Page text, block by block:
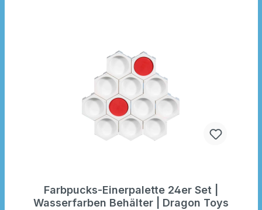
Farbpucks-Einerpalette 24er Set |
Wasserfarben Behälter | Dragon Toys